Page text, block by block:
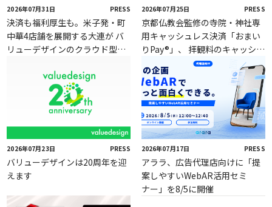
2026年07月31日 PRESS
決済も福利厚生も。米子発・町
中華4店舗を展開する大連が バ
リューデザインのクラウド型独
2026年07月25日 PRESS
京都仏教会監修の寺院・神社専
用キャッシュレス決済「おまい
りPay®」、 拝観料のキャッシュ
レス決済に対応
2026年07月23日 PRESS
バリューデザインは20周年を迎
えます
2026年07月17日 PRESS
アララ、広告代理店向けに「提
案しやすいWebAR活用セミ
ナー」を8/5に開催